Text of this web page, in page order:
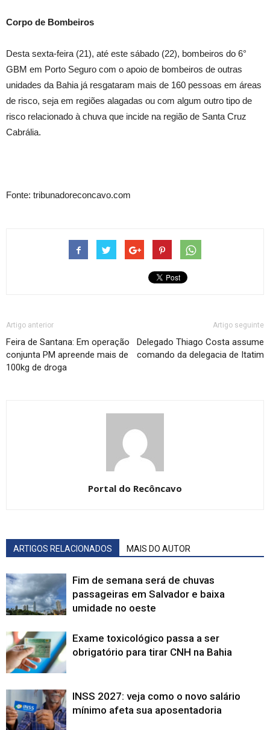
Corpo de Bombeiros
Desta sexta-feira (21), até este sábado (22), bombeiros do 6°
GBM em Porto Seguro com o apoio de bombeiros de outras
unidades da Bahia já resgataram mais de 160 pessoas em áreas
de risco, seja em regiões alagadas ou com algum outro tipo de
risco relacionado à chuva que incide na região de Santa Cruz
Cabrália.
Fonte: tribunadoreconcavo.com
Artigo anterior
Feira de Santana: Em operação
conjunta PM apreende mais de
100kg de droga
Artigo seguinte
Delegado Thiago Costa assume
comando da delegacia de Itatim
Portal do Recôncavo
ARTIGOS RELACIONADOS MAIS DO AUTOR
Fim de semana será de chuvas
passageiras em Salvador e baixa
umidade no oeste
Exame toxicológico passa a ser
obrigatório para tirar CNH na Bahia
INSS 2027: veja como o novo salário
mínimo afeta sua aposentadoria